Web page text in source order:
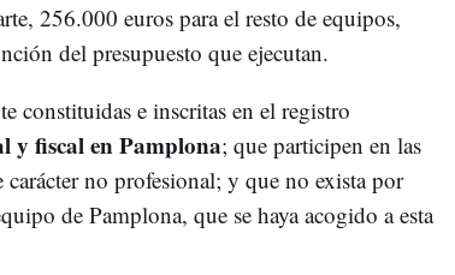
256.000 euros para el resto de equipos,
del presupuesto que ejecutan.
constituidas e inscritas en el registro
y fiscal en Pamplona; que participen en las
no profesional; y que no exista por
de Pamplona, que se haya acogido a esta